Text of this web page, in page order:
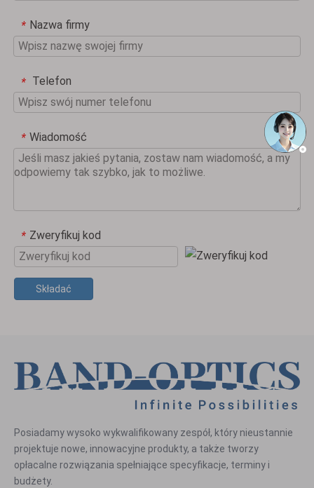
* Nazwa firmy
* Telefon
* Wiadomość
* Zweryfikuj kod
Składać
Posiadamy wysoko wykwalifikowany zespół, który nieustannie
projektuje nowe, innowacyjne produkty, a także tworzy
opłacalne rozwiązania spełniające specyfikacje, terminy i
budżety.